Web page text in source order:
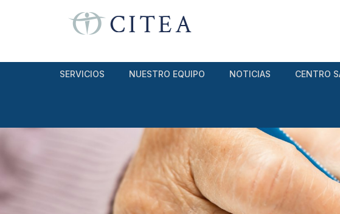
SERVICIOS NUESTRO EQUIPO NOTICIAS CENTRO